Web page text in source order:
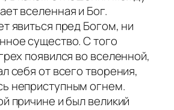
вселенная и Бог.
явиться пред Богом, ни
существо. С того
появился во вселенной,
себя от всего творения,
неприступным огнем.
причине и был великий